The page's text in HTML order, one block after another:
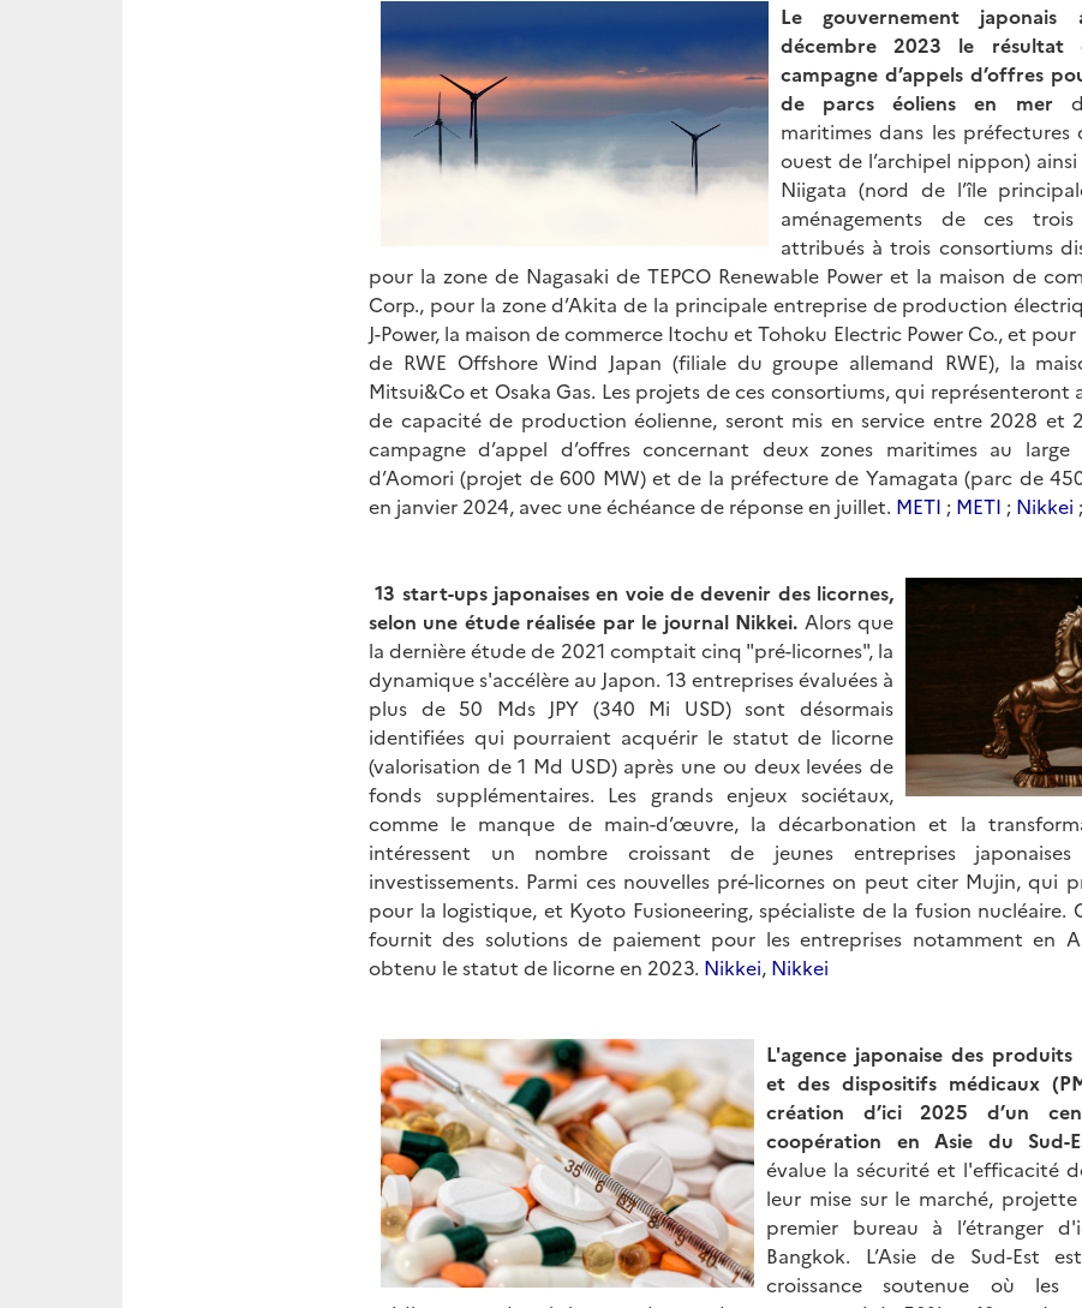
Le gouvernement
décembre 2023 le résultat
campagne d’appels d’offres
de parcs éoliens en mer
maritimes dans les préfectures
ouest de l’archipel nippon)
Niigata (nord de l’île
aménagements de ces
attribués à trois consortiums
pour la zone de Nagasaki de TEPCO Renewable Power et la maison de
Corp., pour la zone d’Akita de la principale entreprise de production
J-Power, la maison de commerce Itochu et Tohoku Electric Power Co., et
de RWE Offshore Wind Japan (filiale du groupe allemand RWE), la
Mitsui&Co et Osaka Gas. Les projets de ces consortiums, qui représenteront
de capacité de production éolienne, seront mis en service entre 2028 et
campagne d’appel d’offres concernant deux zones maritimes au
d’Aomori (projet de 600 MW) et de la préfecture de Yamagata (parc de
en janvier 2024, avec une échéance de réponse en juillet. METI ; METI ; Nikkei ;
13 start-ups japonaises en voie de devenir des licornes,
selon une étude réalisée par le journal Nikkei. Alors que
la dernière étude de 2021 comptait cinq "pré-licornes", la
dynamique s'accélère au Japon. 13 entreprises évaluées à
plus de 50 Mds JPY (340 Mi USD) sont désormais
identifiées qui pourraient acquérir le statut de licorne
(valorisation de 1 Md USD) après une ou deux levées de
fonds supplémentaires. Les grands enjeux sociétaux,
comme le manque de main-d’œuvre, la décarbonation et la
intéressent un nombre croissant de jeunes entreprises
investissements. Parmi ces nouvelles pré-licornes on peut citer Mujin, qui
pour la logistique, et Kyoto Fusioneering, spécialiste de la fusion nucléaire.
fournit des solutions de paiement pour les entreprises notamment en
obtenu le statut de licorne en 2023. Nikkei, Nikkei
L'agence japonaise des
et des dispositifs médicaux
création d’ici 2025 d’un
coopération en Asie du Sud-
évalue la sécurité et l'efficacité
leur mise sur le marché, projette
premier bureau à l’étranger
Bangkok. L’Asie de Sud-Est
croissance soutenue où les